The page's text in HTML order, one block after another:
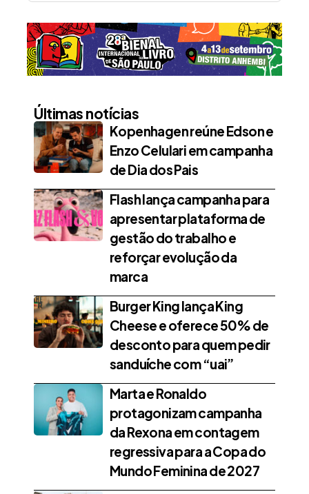
Últimas notícias
Kopenhagen reúne Edson e
Enzo Celulari em campanha
de Dia dos Pais
Flash lança campanha para
apresentar plataforma de
gestão do trabalho e
reforçar evolução da
marca
Burger King lança King
Cheese e oferece 50% de
desconto para quem pedir
sanduíche com “uai”
Marta e Ronaldo
protagonizam campanha
da Rexona em contagem
regressiva para a Copa do
Mundo Feminina de 2027